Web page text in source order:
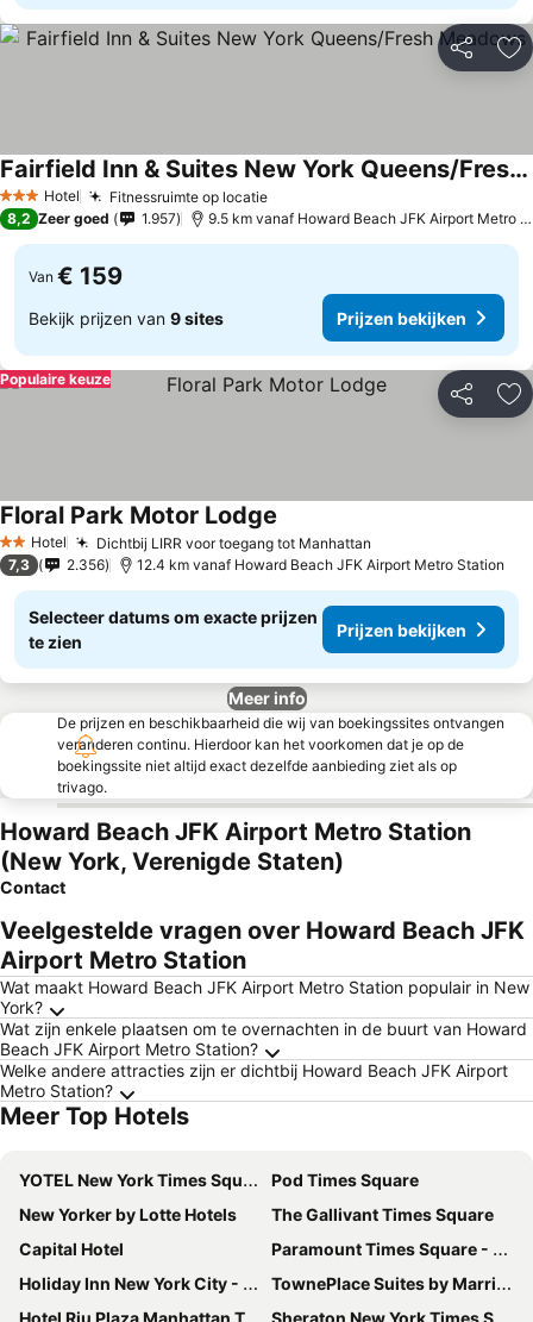
Delen
3 SterrenHotel Fitnessruimte op locatie
Fairfield Inn & Suites New York Queens/Fresh Meadows
8,2 Zeer goed 1.957 9.5 km vanaf Howard Beach JFK Airport Metro Station
Van € 159
Bekijk prijzen van 9 sites Prijzen bekijken
Delen
Populaire keuze
2 Sterren
Hotel Dichtbij LIRR voor toegang tot Manhattan
Floral Park Motor Lodge
7,3 2.356 12.4 km vanaf Howard Beach JFK Airport Metro Station
Selecteer datums om exacte prijzen
te zien
Prijzen bekijken
Meer info
De prijzen en beschikbaarheid die wij van boekingssites ontvangen
veranderen continu. Hierdoor kan het voorkomen dat je op de
boekingssite niet altijd exact dezelfde aanbieding ziet als op
trivago.
Howard Beach JFK Airport Metro Station
(New York, Verenigde Staten)
Contact
Veelgestelde vragen over Howard Beach JFK
Airport Metro Station
Wat maakt Howard Beach JFK Airport Metro Station populair in New
York?
Wat zijn enkele plaatsen om te overnachten in de buurt van Howard
Beach JFK Airport Metro Station?
Welke andere attracties zijn er dichtbij Howard Beach JFK Airport
Metro Station?
Meer Top Hotels
YOTEL New York Times Square
Pod Times Square
New Yorker by Lotte Hotels
The Gallivant Times Square
Capital Hotel
Paramount Times Square - A Generator Hotel
Holiday Inn New York City - Times Square By Ihg
TownePlace Suites by Marriott New York Long Island City/Manhattan View
Hotel Riu Plaza Manhattan Times Square
Sheraton New York Times Square Hotel